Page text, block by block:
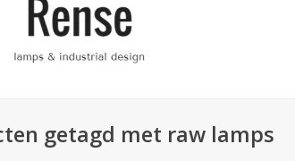
getagd met raw lamps